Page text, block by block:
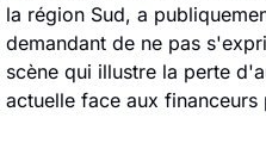
la région Sud, a
demandant de ne pas
scène qui illustre la perte
actuelle face aux financeurs